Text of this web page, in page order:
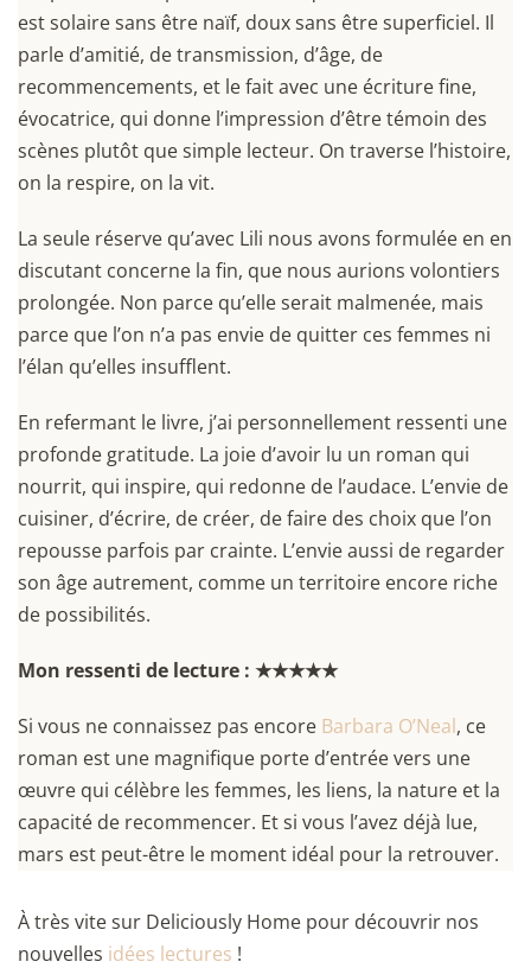
est solaire sans être naïf, doux sans être superficiel. Il
parle d’amitié, de transmission, d’âge, de
recommencements, et le fait avec une écriture fine,
évocatrice, qui donne l’impression d’être témoin des
scènes plutôt que simple lecteur. On traverse l’histoire,
on la respire, on la vit.
La seule réserve qu’avec Lili nous avons formulée en en
discutant concerne la fin, que nous aurions volontiers
prolongée. Non parce qu’elle serait malmenée, mais
parce que l’on n’a pas envie de quitter ces femmes ni
l’élan qu’elles insufflent.
En refermant le livre, j’ai personnellement ressenti une
profonde gratitude. La joie d’avoir lu un roman qui
nourrit, qui inspire, qui redonne de l’audace. L’envie de
cuisiner, d’écrire, de créer, de faire des choix que l’on
repousse parfois par crainte. L’envie aussi de regarder
son âge autrement, comme un territoire encore riche
de possibilités.
Mon ressenti de lecture : ★★★★★
Si vous ne connaissez pas encore Barbara O’Neal, ce
roman est une magnifique porte d’entrée vers une
œuvre qui célèbre les femmes, les liens, la nature et la
capacité de recommencer. Et si vous l’avez déjà lue,
mars est peut-être le moment idéal pour la retrouver.
À très vite sur Deliciously Home pour découvrir nos
nouvelles idées lectures !